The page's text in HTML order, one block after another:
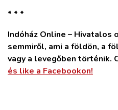
* * *
Indóház Online – Hivatalos
semmiről, ami a földön, a
vagy a levegőben történik.
és like a Facebookon!